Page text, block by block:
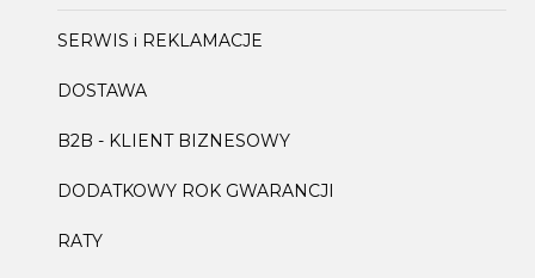
SERWIS i REKLAMACJE
DOSTAWA
B2B - KLIENT BIZNESOWY
DODATKOWY ROK GWARANCJI
RATY